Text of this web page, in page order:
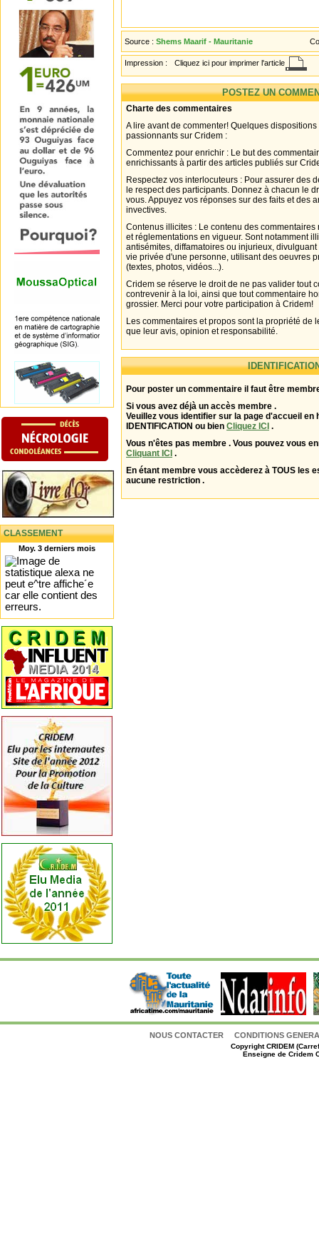
CLASSEMENT
Moy. 3 derniers mois
Source : Shems Maarif - Mauritanie
Impression : Cliquez ici pour imprimer l'article
POSTEZ UN
Charte des commentaires
A lire avant de commenter! Quelques
passionnants sur Cridem :
Commentez pour enrichir : Le but des
enrichissants à partir des articles publiés sur
Respectez vos interlocuteurs : Pour assurer des
le respect des participants. Donnez à chacun le
vous. Appuyez vos réponses sur des faits et des
invectives.
Contenus illicites : Le contenu des
et réglementations en vigueur. Sont notamment
antisémites, diffamatoires ou injurieux,
vie privée d'une personne, utilisant des oeuvres
(textes, photos, vidéos...).
Cridem se réserve le droit de ne pas valider tout
contrevenir à la loi, ainsi que tout commentaire
grossier. Merci pour votre participation à Cridem!
Les commentaires et propos sont la propriété de
que leur avis, opinion et responsabilité.
Pour poster un commentaire il faut être
Si vous avez déjà un accès membre .
Veuillez vous identifier sur la page d'accueil en
IDENTIFICATION ou bien Cliquez ICI .
Vous n'êtes pas membre . Vous pouvez vous
Cliquant ICI .
En étant membre vous accèderez à TOUS les
aucune restriction .
NOUS CONTACTER CONDITIONS
CopyrightCRIDEM
Enseigne de Cridem